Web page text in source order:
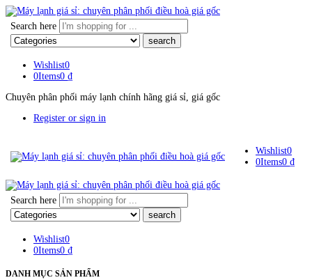
Search here
Wishlist0
0Items0 ₫
Chuyên phân phối máy lạnh chính hãng giá sỉ, giá gốc
Register or sign in
Wishlist0
0Items0 ₫
Search here
Wishlist0
0Items0 ₫
DANH MỤC SẢN PHẨM